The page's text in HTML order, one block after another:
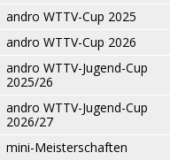
andro WTTV-Cup 2025
andro WTTV-Cup 2026
andro WTTV-Jugend-Cup
2025/26
andro WTTV-Jugend-Cup
2026/27
mini-Meisterschaften